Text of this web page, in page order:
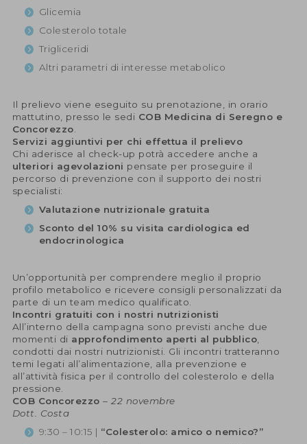
Glicemia
Colesterolo totale
Trigliceridi
Altri parametri di interesse metabolico
Il prelievo viene eseguito su prenotazione, in orario
mattutino, presso le sedi COB Medicina di Seregno e
Concorezzo.
Servizi aggiuntivi per chi effettua il prelievo
Chi aderisce al check-up potrà accedere anche a
ulteriori agevolazioni pensate per proseguire il
percorso di prevenzione con il supporto dei nostri
specialisti:
Valutazione nutrizionale gratuita
Sconto del 10% su visita cardiologica ed
endocrinologica
Un’opportunità per comprendere meglio il proprio
profilo metabolico e ricevere consigli personalizzati da
parte di un team medico qualificato.
Incontri gratuiti con i nostri nutrizionisti
All’interno della campagna sono previsti anche due
momenti di approfondimento aperti al pubblico,
condotti dai nostri nutrizionisti. Gli incontri tratteranno
temi legati all’alimentazione, alla prevenzione e
all’attività fisica per il controllo del colesterolo e della
pressione.
COB Concorezzo –22 novembre
Dott. Costa
9:30 – 10:15 | “Colesterolo: amico o nemico?”